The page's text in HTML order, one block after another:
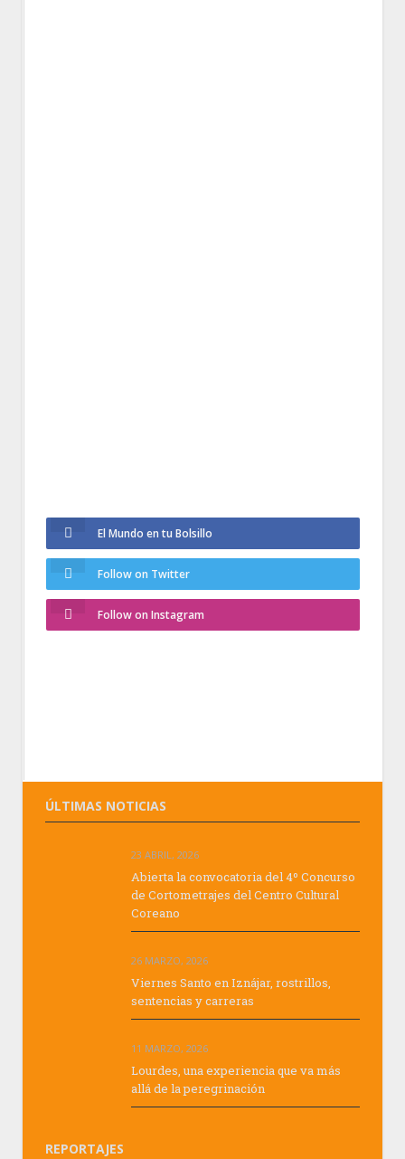
El Mundo en tu Bolsillo
Follow on Twitter
Follow on Instagram
ÚLTIMAS NOTICIAS
23 ABRIL, 2026
Abierta la convocatoria del 4º Concurso
de Cortometrajes del Centro Cultural
Coreano
26 MARZO, 2026
Viernes Santo en Iznájar, rostrillos,
sentencias y carreras
11 MARZO, 2026
Lourdes, una experiencia que va más
allá de la peregrinación
REPORTAJES